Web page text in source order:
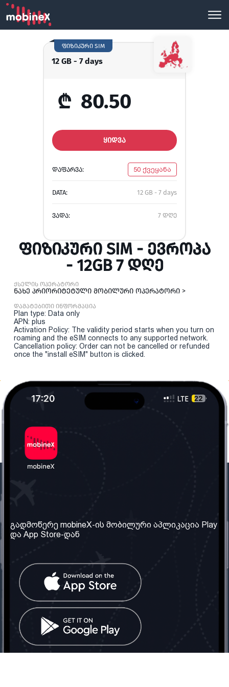
12 GB - 7 days
ფიზიკური SIM
₾ 80.50
ᲧᲘᲓᲕᲐ
ᲓᲐᲤᲐᲠᲕᲐ: 50 ქვეყანა
DATA: 12 GB - 7 days
ᲕᲐᲓᲐ: 7 დღე
ᲤᲘᲖᲘᲙᲣᲠᲘ SIM - ᲔᲕᲠᲝᲞᲐ
- 12GB 7 ᲓᲦᲔ
ქსელის ოპერატორი
ნახე პრიორიტეტული მობილური ოპერატორი >
დამატებითი ინფორმაცია
Plan type: Data only
APN: plus
Activation Policy: The validity period starts when you turn on
roaming and the eSIM connects to any supported network.
Cancellation policy: Order can not be cancelled or refunded
once the "install eSIM" button is clicked.
ჩვენ შესახებ
ჩვენი სერვისები
წესები და პირობები
კითხვები
კონტაქტი
საქართველო: თბილისი
ტელ: 032 2 04 00 50
ელ. ფოსტა:
info@mobinex.ge
სოციალური ქსელი
გადმოწერე mobineX-ის მობილური აპლიკაცია Play
და App Store-დან